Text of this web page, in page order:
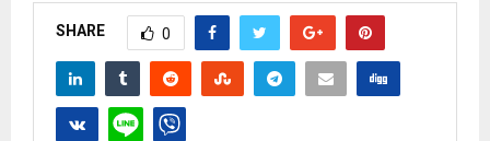
SHARE 0